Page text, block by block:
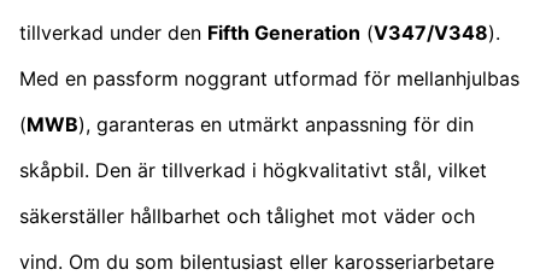
tillverkad under den Fifth Generation (V347/V348).
Med en passform noggrant utformad för mellanhjulbas
(MWB), garanteras en utmärkt anpassning för din
skåpbil. Den är tillverkad i högkvalitativt stål, vilket
säkerställer hållbarhet och tålighet mot väder och
vind. Om du som bilentusiast eller karosseriarbetare